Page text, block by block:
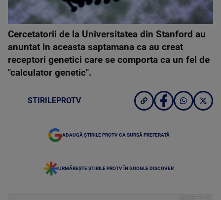
Cercetatorii de la Universitatea din Stanford au
anuntat in aceasta saptamana ca au creat
receptori genetici care se comporta ca un fel de
"calculator genetic".
STIRILEPROTV
ADAUGĂ ȘTIRILE PROTV CA SURSĂ PREFERATĂ
URMĂREȘTE ȘTIRILE PROTV ÎN GOOGLE DISCOVER